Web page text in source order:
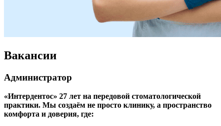
Вакансии
Администратор
«Интердентос» 27 лет на передовой стоматологической
практики. Мы создаём не просто клинику, а пространство
комфорта и доверия, где: